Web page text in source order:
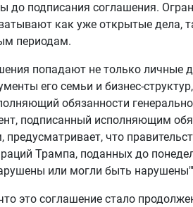
до подписания соглашения.
как уже открытые дела,
периодам.
попадают не только личные
его семьи и бизнес-
обязанности
подписанный исполняющим
что
Трампа, поданных до
или могли быть
это соглашение стало